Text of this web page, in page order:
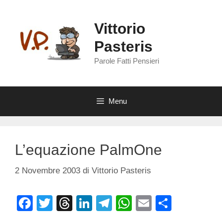
contenuto
Vittorio
Pasteris
Parole Fatti Pensieri
Menu
L’equazione PalmOne
2 Novembre 2003 di Vittorio Pasteris
F
T
T
Li
T
W E